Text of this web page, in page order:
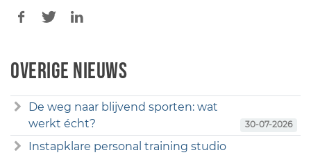
Overige nieuws
De weg naar blijvend sporten: wat
werkt écht?
30-07-2026
Instapklare personal training studio